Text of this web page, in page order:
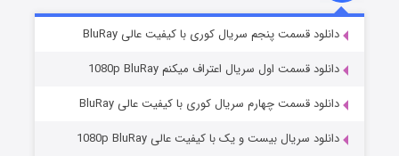
قسمت۵ (زیرنویس) منتشر شد
دانلود قسمت پنجم سریال کوری با کیفیت عالی BluRay
دانلود قسمت اول سریال اعتراف میکنم 1080p BluRay
دانلود قسمت چهارم سریال کوری با کیفیت عالی BluRay
دانلود سریال بیست و یک با کیفیت عالی 1080p BluRay